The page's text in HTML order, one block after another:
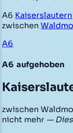
A6 Kaiserslautern
zwischen
A6
A6 aufgehoben
zwischen
nicht mehr —